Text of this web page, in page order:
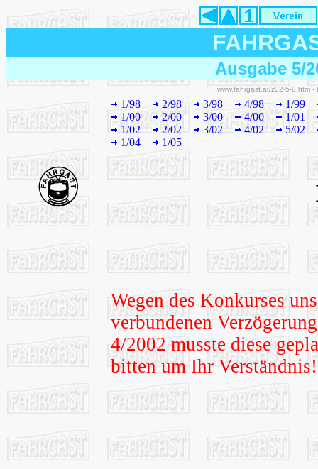
Ausgabe 5/
www.fahrgast.at/z02-5-0.htm
1/98 2/98 3/98 4/98
1/99
1/00
2/00 3/00 4/00
1/01
1/02
2/02 3/02 4/02
5/02
1/04
1/05
Wegen des Konkurses
verbundenen
4/2002 musste diese
bitten um Ihr